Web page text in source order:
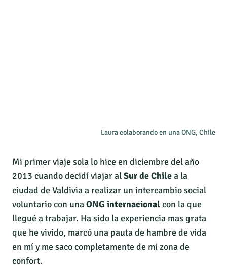
Laura colaborando en una ONG, Chile
Mi primer viaje sola lo hice en diciembre del año
2013 cuando decidí viajar alSur de Chilea la
ciudad de Valdivia a realizar un intercambio social
voluntario con unaONG internacionalcon la que
llegué a trabajar. Ha sido la experiencia mas grata
que he vivido, marcó una pauta de hambre de vida
en mí y me saco completamente de mi zona de
confort.